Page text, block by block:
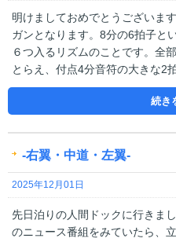
明けましておめでとうございま
ガンとなります。8分の6拍子と
６つ入るリズムのことです。全
とらえ、付点4分音符の大きな2
続き
-右翼・中道・左翼-
2025年12月01日
先日泊りの人間ドックに行きま
のニュース番組をみていたら、